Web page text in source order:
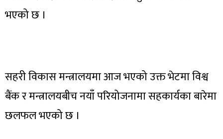
भएको छ ।
सहरी विकास मन्त्रालयमा आज भएको उक्त भेटमा विश्व
बैंक र मन्त्रालयबीच नयाँ परियोजनामा सहकार्यका बारेमा
छलफल भएको छ ।